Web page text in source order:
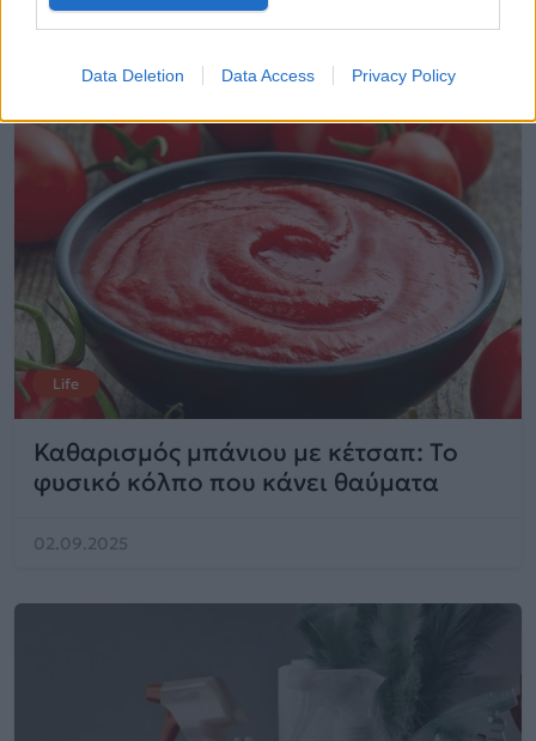
Data Deletion Data Access Privacy Policy
Life
Καθαρισμός μπάνιου με κέτσαπ: Το
φυσικό κόλπο που κάνει θαύματα
02.09.2025